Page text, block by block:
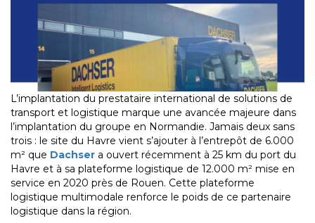
L’implantation du prestataire international de solutions de
transport et logistique marque une avancée majeure dans
l’implantation du groupe en Normandie. Jamais deux sans
trois : le site du Havre vient s’ajouter à l’entrepôt de 6.000
m² que Dachser a ouvert récemment à 25 km du port du
Havre et à sa plateforme logistique de 12.000 m² mise en
service en 2020 près de Rouen. Cette plateforme
logistique multimodale renforce le poids de ce partenaire
logistique dans la région.